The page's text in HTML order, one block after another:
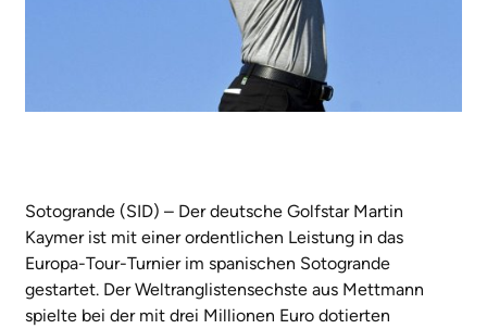
Sotogrande (SID) – Der deutsche Golfstar Martin
Kaymer ist mit einer ordentlichen Leistung in das
Europa-Tour-Turnier im spanischen Sotogrande
gestartet. Der Weltranglistensechste aus Mettmann
spielte bei der mit drei Millionen Euro dotierten